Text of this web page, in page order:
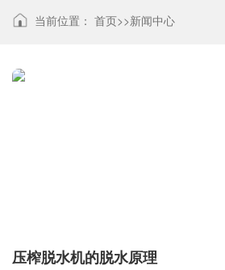
当前位置： 首页>>新闻中心
压榨脱水机的脱水原理